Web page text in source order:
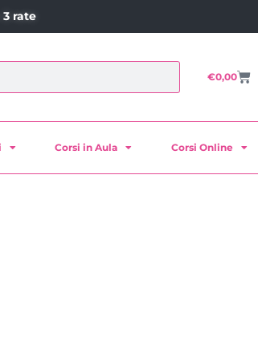
rate
€0,00
Corsi in Aula Corsi Online